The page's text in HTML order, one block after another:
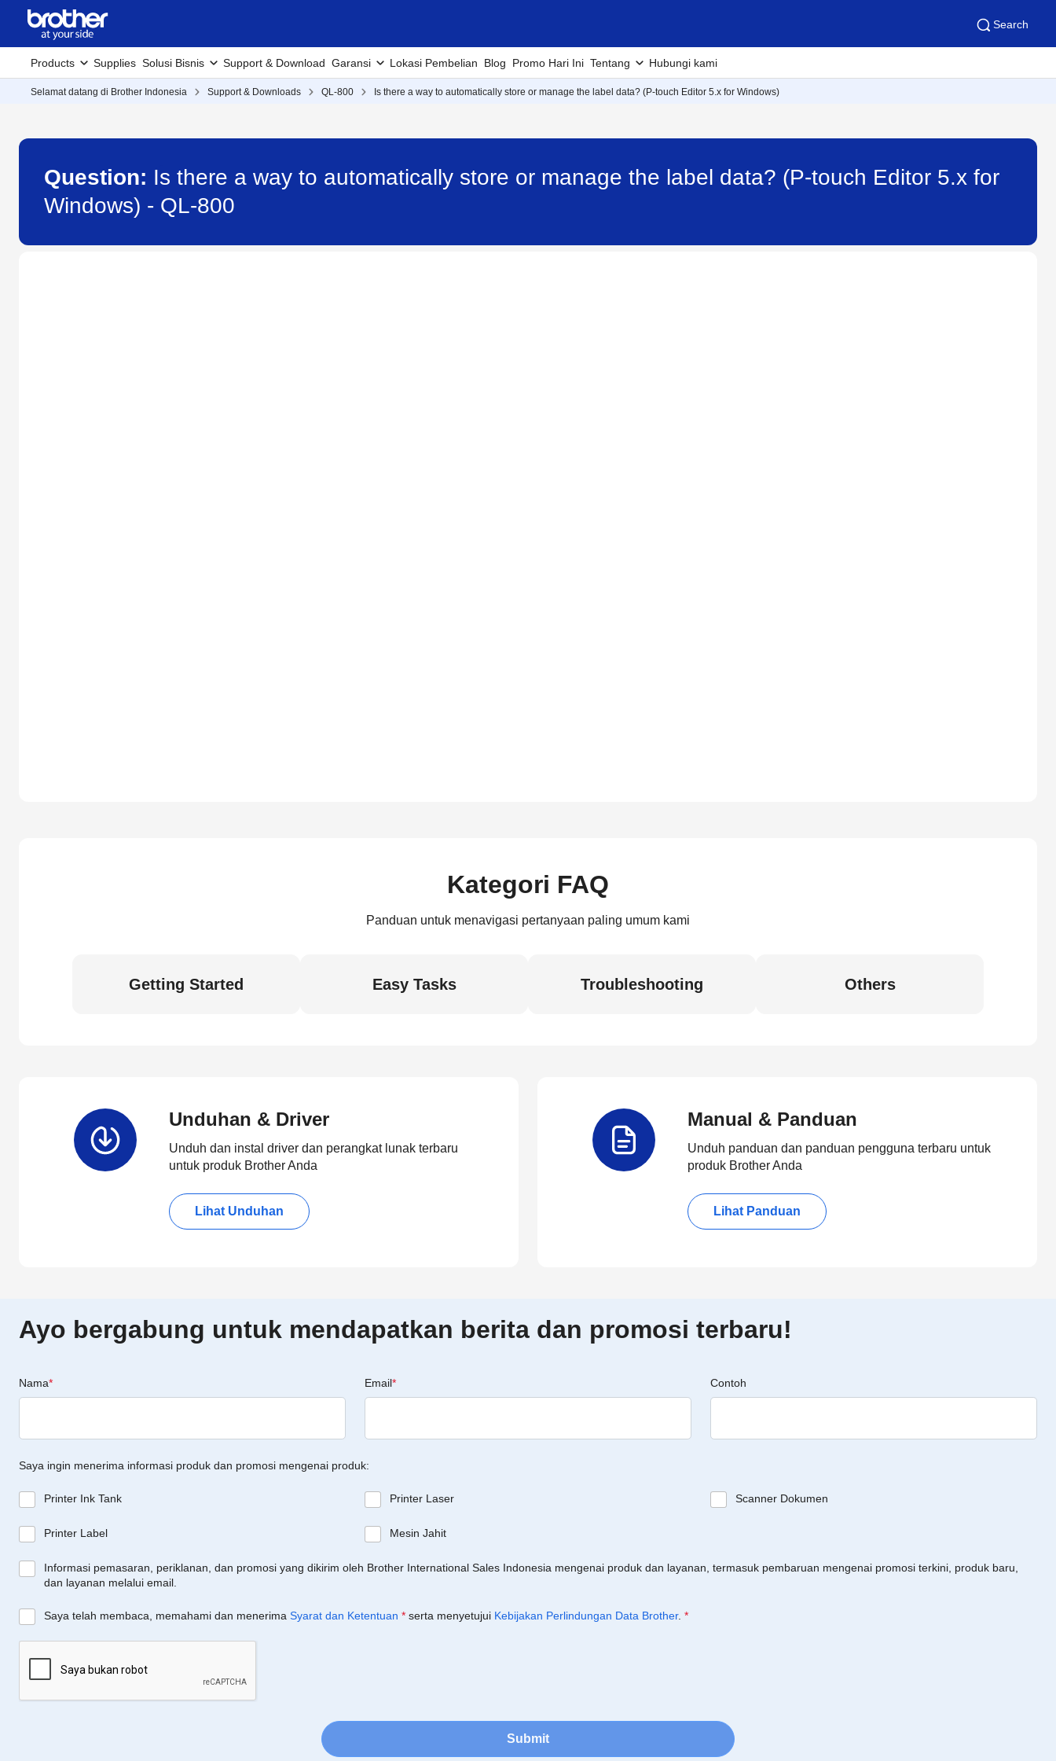
Search
Products Supplies Solusi Bisnis Support & Download Garansi Lokasi Pembelian Blog Promo Hari Ini Tentang Hubungi kami
Selamat datang di Brother Indonesia Support & Downloads QL-800 Is there a way to automatically store or manage the label data? (P-touch Editor 5.x for Windows)
Question: Is there a way to automatically store or manage the label data? (P-touch Editor 5.x for
Windows) - QL-800
Kategori FAQ
Panduan untuk menavigasi pertanyaan paling umum kami
Getting Started Easy Tasks Troubleshooting Others
Unduhan & Driver
Unduh dan instal driver dan perangkat lunak terbaru
untuk produk Brother Anda
Lihat Unduhan
Manual & Panduan
Unduh panduan dan panduan pengguna terbaru untuk
produk Brother Anda
Lihat Panduan
Ayo bergabung untuk mendapatkan berita dan promosi terbaru!
Nama* Email* Contoh
Saya ingin menerima informasi produk dan promosi mengenai produk:
Printer Ink Tank Printer Laser Scanner Dokumen
Printer Label Mesin Jahit
Informasi pemasaran, periklanan, dan promosi yang dikirim oleh Brother International Sales Indonesia mengenai produk dan layanan, termasuk pembaruan mengenai promosi terkini, produk baru,
dan layanan melalui email.
Saya telah membaca, memahami dan menerima Syarat dan Ketentuan * serta menyetujui Kebijakan Perlindungan Data Brother. *
Submit